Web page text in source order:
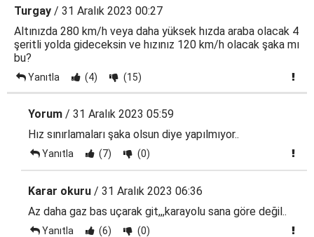
Turgay / 31 Aralık 2023 00:27
Altınızda 280 km/h veya daha yüksek hızda araba olacak 4
şeritli yolda gideceksin ve hızınız 120 km/h olacak şaka mı
bu?
Yanıtla (4) (15)
Yorum / 31 Aralık 2023 05:59
Hız sınırlamaları şaka olsun diye yapılmıyor..
Yanıtla (7) (0)
Karar okuru / 31 Aralık 2023 06:36
Az daha gaz bas uçarak git,,,karayolu sana göre değil..
Yanıtla (6) (0)